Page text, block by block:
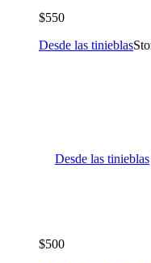
$550
Desde las tinieblas
Desde las tinieblas
$500